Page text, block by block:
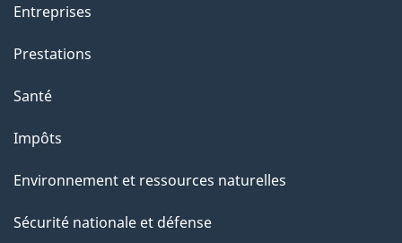
Entreprises
Prestations
Santé
Impôts
Environnement et ressources naturelles
Sécurité nationale et défense